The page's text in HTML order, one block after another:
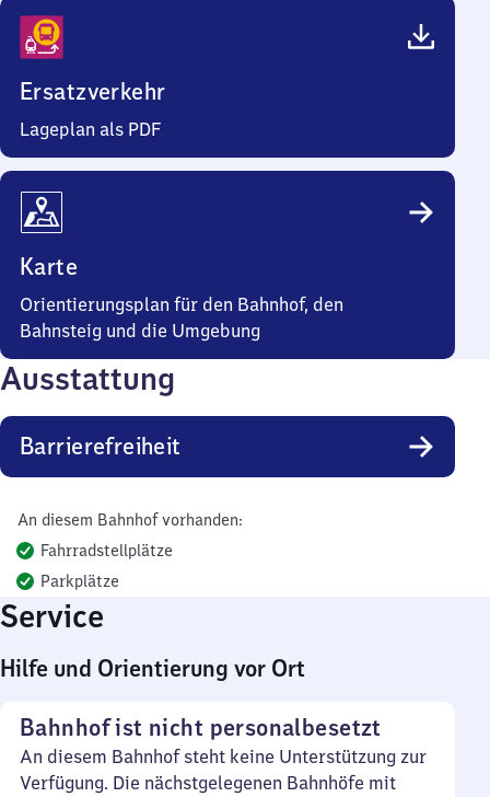
Ersatzverkehr
Lageplan als PDF
Karte
Orientierungsplan für den Bahnhof, den
Bahnsteig und die Umgebung
Ausstattung
Barrierefreiheit
An diesem Bahnhof vorhanden:
Fahrradstellplätze
Parkplätze
Service
Hilfe und Orientierung vor Ort
Bahnhof ist nicht personalbesetzt
An diesem Bahnhof steht keine Unterstützung zur
Verfügung. Die nächstgelegenen Bahnhöfe mit